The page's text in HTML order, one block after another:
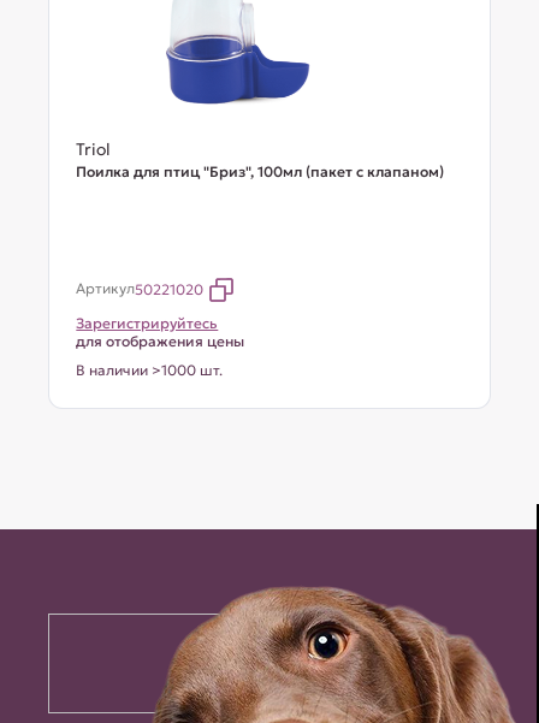
Triol
Поилка для птиц "Бриз", 100мл (пакет с клапаном)
Артикул50221020
Зарегистрируйтесь
для отображения цены
В наличии >1000 шт.